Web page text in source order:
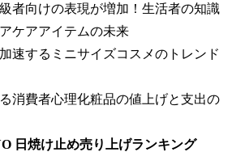
者向けの表現が増加！生活者の知識
ケアアイテムの未来
速するミニサイズコスメのトレンド
消費者心理化粧品の値上げと支出の
日焼け止め売り上げランキング